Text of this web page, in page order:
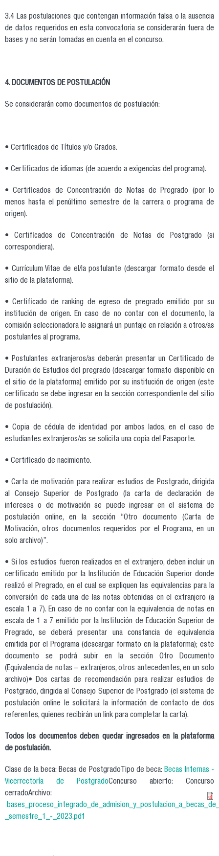
3.4 Las postulaciones que contengan información falsa o la ausencia
de datos requeridos en esta convocatoria se considerarán fuera de
bases y no serán tomadas en cuenta en el concurso.
4. DOCUMENTOS DE POSTULACIÓN
Se considerarán como documentos de postulación:
• Certificados de Títulos y/o Grados.
• Certificados de idiomas (de acuerdo a exigencias del programa).
• Certificados de Concentración de Notas de Pregrado (por lo
menos hasta el penúltimo semestre de la carrera o programa de
origen).
• Certificados de Concentración de Notas de Postgrado (si
correspondiera).
• Currículum Vitae de el/la postulante (descargar formato desde el
sitio de la plataforma).
• Certificado de ranking de egreso de pregrado emitido por su
institución de origen. En caso de no contar con el documento, la
comisión seleccionadora le asignará un puntaje en relación a otros/as
postulantes al programa.
• Postulantes extranjeros/as deberán presentar un Certificado de
Duración de Estudios del pregrado (descargar formato disponible en
el sitio de la plataforma) emitido por su institución de origen (este
certificado se debe ingresar en la sección correspondiente del sitio
de postulación).
• Copia de cédula de identidad por ambos lados, en el caso de
estudiantes extranjeros/as se solicita una copia del Pasaporte.
• Certificado de nacimiento.
• Carta de motivación para realizar estudios de Postgrado, dirigida
al Consejo Superior de Postgrado (la carta de declaración de
intereses o de motivación se puede ingresar en el sistema de
postulación online, en la sección “Otro documento (Carta de
Motivación, otros documentos requeridos por el Programa, en un
solo archivo)”.
• Si los estudios fueron realizados en el extranjero, deben incluir un
certificado emitido por la Institución de Educación Superior donde
realizó el Pregrado, en el cual se expliquen las equivalencias para la
conversión de cada una de las notas obtenidas en el extranjero (a
escala 1 a 7). En caso de no contar con la equivalencia de notas en
escala de 1 a 7 emitido por la Institución de Educación Superior de
Pregrado, se deberá presentar una constancia de equivalencia
emitida por el Programa (descargar formato en la plataforma); este
documento se podrá subir en la sección Otro Documento
(Equivalencia de notas – extranjeros, otros antecedentes, en un solo
archivo)• Dos cartas de recomendación para realizar estudios de
Postgrado, dirigida al Consejo Superior de Postgrado (el sistema de
postulación online le solicitará la información de contacto de dos
referentes, quienes recibirán un link para completar la carta).
Todos los documentos deben quedar ingresados en la plataforma
de postulación.
Clase de la beca: Becas de PostgradoTipo de beca:Becas Internas -
Vicerrectoría de PostgradoConcurso abierto: Concurso
cerradoArchivo:
_semestre_1_-_2023.pdf